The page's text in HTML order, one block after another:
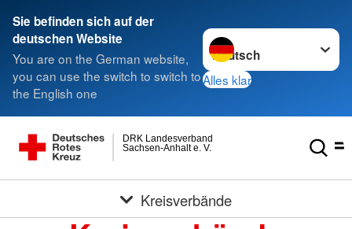
Sie befinden sich auf der
deutschen Website
You are on the German website,
you can use the switch to switch to
the English one
Sprache wechseln zu
Alles klar
Sachsen-Anhalt e. V.
DRK Landesverband
Kreisverbände